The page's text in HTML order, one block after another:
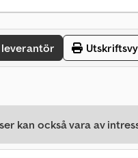
Utskriftsvy
kan också vara av